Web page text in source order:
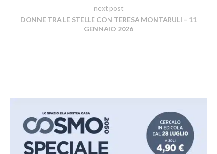
next post
DONNE TRA LE STELLE CON TERESA MONTARULI – 11
GENNAIO 2026